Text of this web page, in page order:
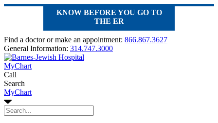
KNOW BEFORE YOU GO TO
THE ER
Find a doctor or make an appointment: 866.867.3627
General Information: 314.747.3000
MyChart
Call
Search
MyChart